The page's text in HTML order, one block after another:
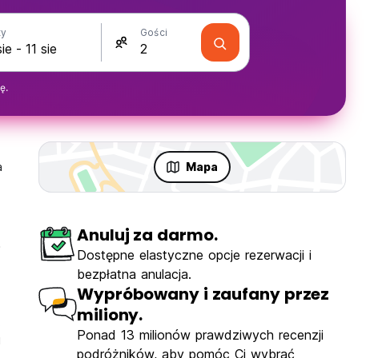
Gości
Mapa
Central
Anuluj za darmo.
Dostępne elastyczne opcje rezerwacji i
bezpłatna anulacja.
Wypróbowany i zaufany przez
miliony.
Ponad 13 milionów prawdziwych recenzji
podróżników, aby pomóc Ci wybrać